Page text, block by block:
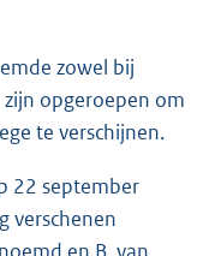
zowel bij
opgeroepen om
te verschijnen.
22 september
verschenen